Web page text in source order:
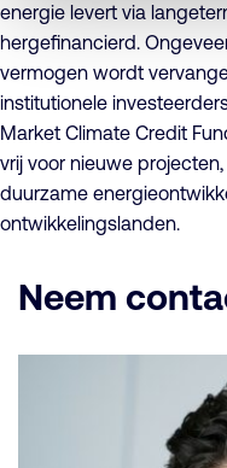
energie levert via
hergefinancierd.
vermogen wordt
institutionele
Market Climate Credit
vrij voor nieuwe
duurzame
ontwikkelingslanden.
Neem